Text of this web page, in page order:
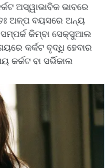
ଅସ୍ୱାଭାବିକ ଭାବରେ
ଅଳ୍ପ ବୟସରେ ଅନ୍ୟ
କିମ୍ବା ସେକ୍ସୁଆଲ
କର୍କଟ ବୃଦ୍ଧି ହେବାର
କର୍କଟ ବା ସର୍ଭିକାଲ